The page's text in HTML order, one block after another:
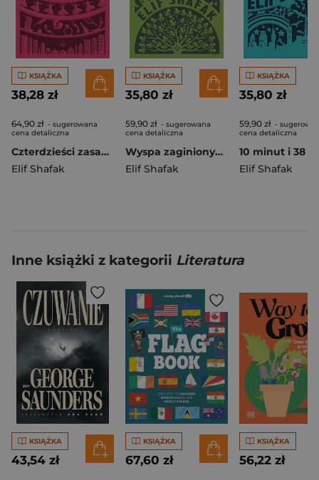
KSIĄŻKA
38,28 zł
64,90 zł - sugerowana
cena detaliczna
Czterdzieści zasad miłości
Elif Shafak
KSIĄŻKA
35,80 zł
59,90 zł - sugerowana
cena detaliczna
Wyspa zaginionych drzew wyd. 2025
Elif Shafak
KSIĄŻKA
35,80 zł
59,90 zł -
cena detaliczna
Elif Shafak
Inne książki z kategorii Literatura
KSIĄŻKA
43,54 zł
KSIĄŻKA
67,60 zł
KSIĄŻKA
56,22 zł